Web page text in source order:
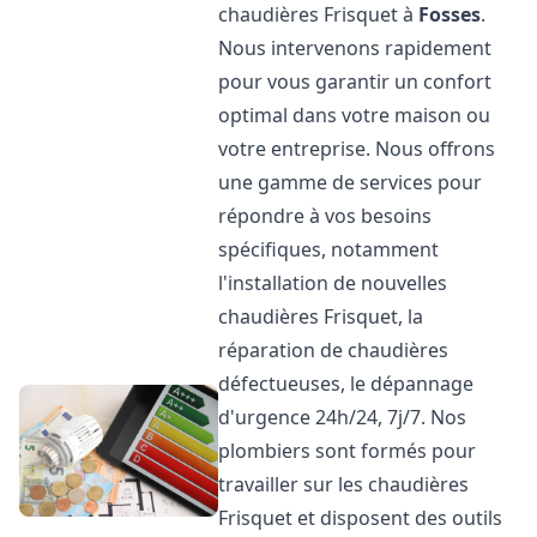
chaudières Frisquet à Fosses.
Nous intervenons rapidement
pour vous garantir un confort
optimal dans votre maison ou
votre entreprise. Nous offrons
une gamme de services pour
répondre à vos besoins
spécifiques, notamment
l'installation de nouvelles
chaudières Frisquet, la
réparation de chaudières
défectueuses, le dépannage
d'urgence 24h/24, 7j/7. Nos
plombiers sont formés pour
travailler sur les chaudières
Frisquet et disposent des outils